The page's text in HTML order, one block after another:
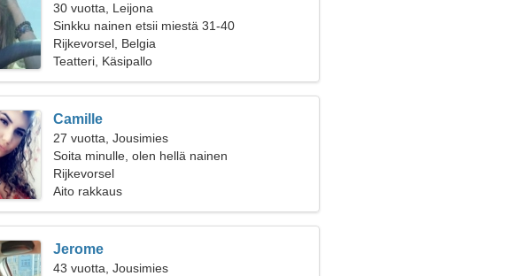
30 vuotta, Leijona
Sinkku nainen etsii miestä 31-40
Rijkevorsel, Belgia
Teatteri, Käsipallo
Camille
27 vuotta, Jousimies
Soita minulle, olen hellä nainen
Rijkevorsel
Aito rakkaus
Jerome
43 vuotta, Jousimies